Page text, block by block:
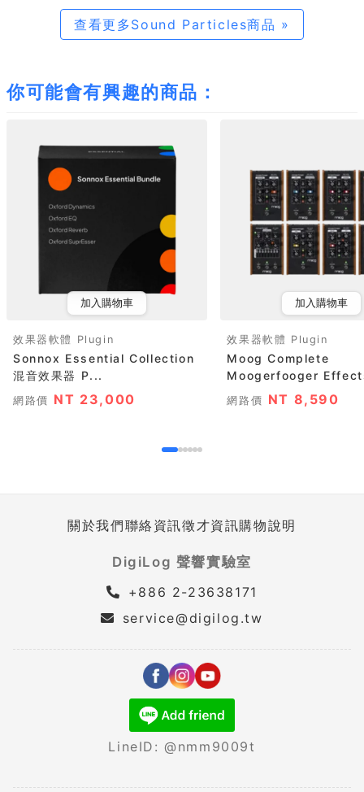
查看更多Sound Particles商品 »
你可能會有興趣的商品：
加入購物車
效果器軟體 Plugin
Sonnox Essential Collection
混音效果器 P...
網路價 NT 23,000
加入購物車
效果器軟體 Plugin
Moog Complete
Moogerfooger
網路價 NT 8,590
關於我們聯絡資訊徵才資訊購物說明
DigiLog 聲響實驗室
+886 2-23638171
service@digilog.tw
LineID: @nmm9009t